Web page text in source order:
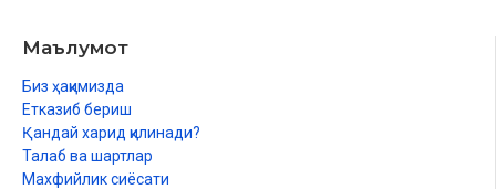
Маълумот
Биз ҳақимизда
Етказиб бериш
Қандай харид қилинади?
Талаб ва шартлар
Махфийлик сиёсати